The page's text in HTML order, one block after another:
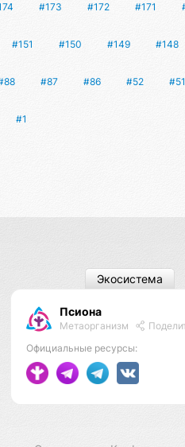
#173 #172 #171
#151 #150 #149 #148
#87 #86 #52 #51
#1
Псиона
Метаорганизм
Официальные ресурсы:
Экосистема